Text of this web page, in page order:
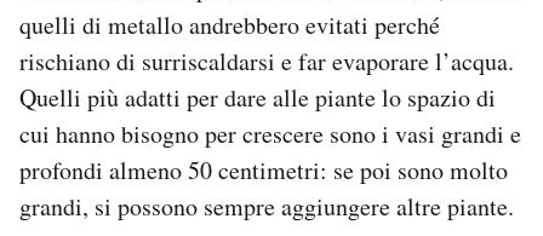
quelli di metallo andrebbero evitati perché
rischiano di surriscaldarsi e far evaporare l’acqua.
Quelli più adatti per dare alle piante lo spazio di
cui hanno bisogno per crescere sono i vasi grandi e
profondi almeno 50 centimetri: se poi sono molto
grandi, si possono sempre aggiungere altre piante.